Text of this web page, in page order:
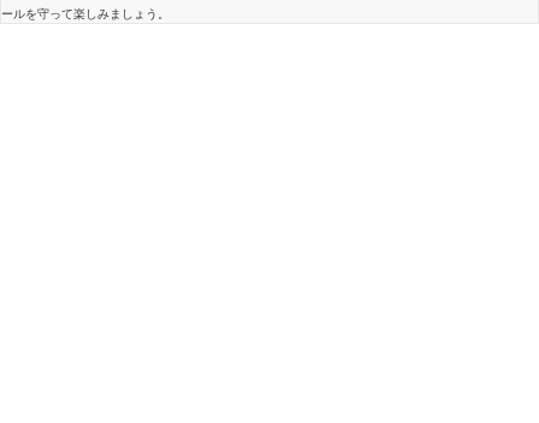
ールを守って楽しみましょう。